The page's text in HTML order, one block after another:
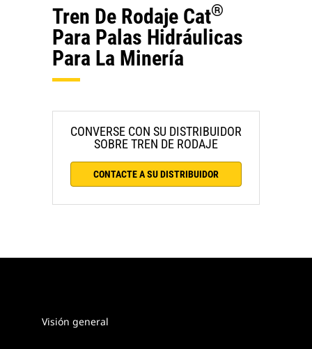
Tren De Rodaje Cat®
Para Palas Hidráulicas
Para La Minería
CONVERSE CON SU DISTRIBUIDOR
SOBRE TREN DE RODAJE
CONTACTE A SU DISTRIBUIDOR
Visión general